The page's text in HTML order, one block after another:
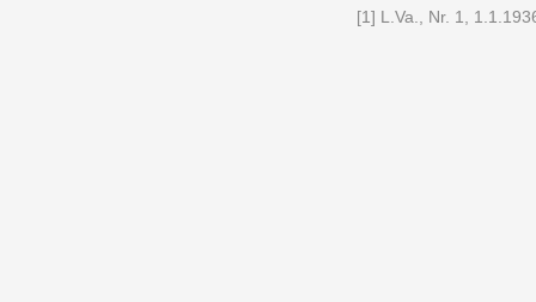
[1] L.Va., Nr. 1,